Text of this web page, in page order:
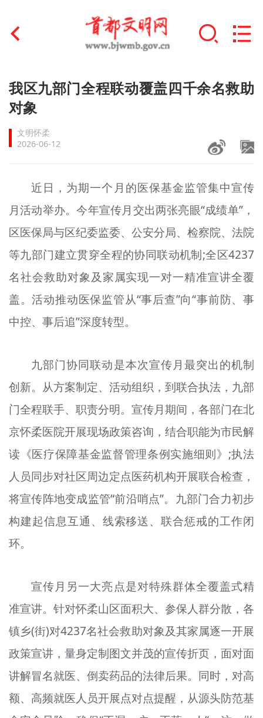
首页
文明创建
文明实践
未成年人思想道德建设
榜样人物
+
身边好人
文明评论
北京宣传文化引导基金
资料库
+
我区九部门全程联动覆盖四千余名救助
对象
文明怀柔
2026-06-12
近日，为期一个月的医保基金监管集中宣传
月活动举办。今年宣传月交出两张亮眼“成绩单”，
区医保局与区纪委监委、公安分局、检察院、法院
等九部门建立贯穿全程的协同联动机制;全区4237
名社会救助对象及家属实现一对一精准宣讲全覆
盖。活动推动医保监管从“事后查”向“事前防、事
中控、事后追”深度转型。
九部门协同联动是本次宣传月最突出的机制
创新。从方案制定、活动组织，到联合执法，九部
门全程联手、职责分明。宣传月期间，各部门在北
京怀柔医院开展现场政策咨询，结合职能为市民解
读《医疗保障基金监督管理条例实施细则》;执法
人员同步对社区周边定点医药机构开展联合检查，
将宣传阵地变成监管“前沿哨点”。九部门合力初步
构建起信息互通、线索移送、联合惩戒的工作闭
环。
宣传月另一大亮点是对特殊群体全覆盖式精
准宣讲。针对怀柔山区面积大、参保人群分散，各
镇乡(街)对4237名社会救助对象及其家属逐一开展
政策宣讲，量身定制图文并茂的宣传折页，面对面
讲解冒名就医、倒卖药品的法律后果。同时，对高
额、高频就医人员开展点对点提醒，从源头防范基